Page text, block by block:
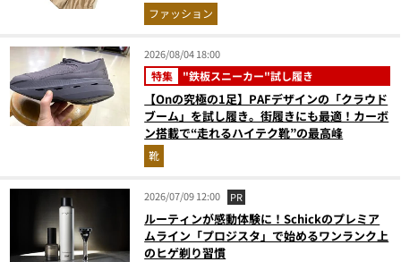
ファッション
2026/08/04 18:00
特集 "鉄板スニーカー"試し履き
【Onの究極の1足】PAFデザインの「クラウド
ブーム」を試し履き。街履きにも最適！カーボ
ン搭載で“走れるハイテク靴”の最高峰
靴
2026/07/09 12:00 PR
ルーティンが感動体験に！Schickのプレミア
ムライン「プロジスタ」で始めるワンランク上
のヒゲ剃り習慣